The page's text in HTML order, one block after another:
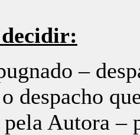
decidir:
–
despacho
pela Autora –